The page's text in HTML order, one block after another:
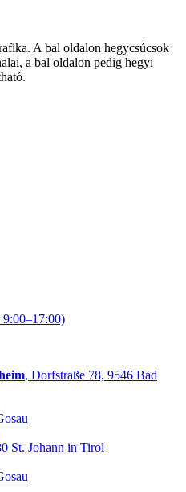
9:00–17:00)
, Dorfstraße 78, 9546 Bad
St. Johann in Tirol